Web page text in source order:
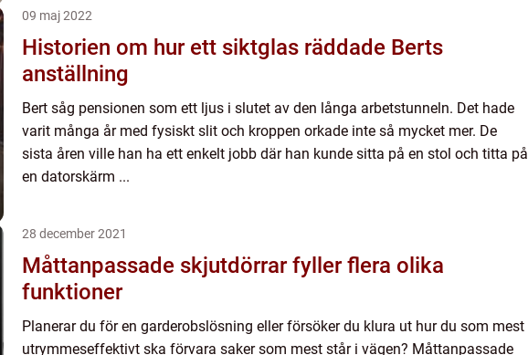
09 maj 2022
Historien om hur ett siktglas räddade Berts
anställning
Bert såg pensionen som ett ljus i slutet av den långa arbetstunneln. Det hade
varit många år med fysiskt slit och kroppen orkade inte så mycket mer. De
sista åren ville han ha ett enkelt jobb där han kunde sitta på en stol och titta på
en datorskärm ...
28 december 2021
Måttanpassade skjutdörrar fyller flera olika
funktioner
Planerar du för en garderobslösning eller försöker du klura ut hur du som mest
utrymmeseffektivt ska förvara saker som mest står i vägen? Måttanpassade